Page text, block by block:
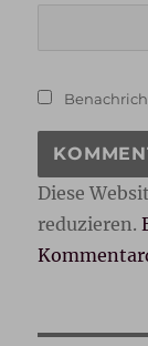
Diese
reduzieren.